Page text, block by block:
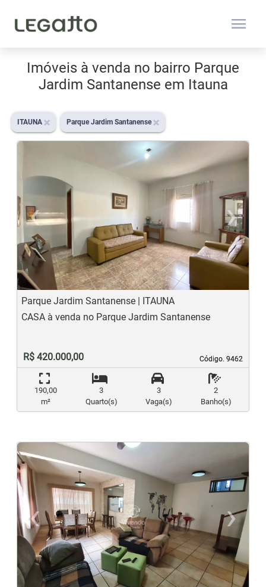
menu
Imóveis à venda no bairro Parque
Jardim Santanense em Itauna
ITAUNA Parque Jardim Santanense
‹
Previous
›
Parque Jardim Santanense | ITAUNA
Código. 9462
Código. 9462
CASA à venda no Parque Jardim Santanense
R$ 420.000,00
190,00
m²
3
Quarto(s)
3
Vaga(s)
2
Banho(s)
‹
Previous
›